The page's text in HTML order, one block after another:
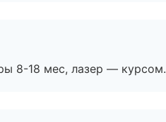
8-18 мес, лазер — курсом.